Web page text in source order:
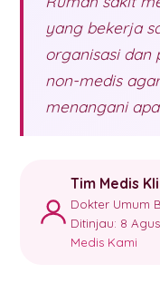
yang bekerja
organisasi dan
non-medis
menangani
Tim Medis
Dokter Umum
Ditinjau: 8
Medis Kami